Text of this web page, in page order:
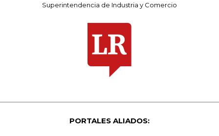
Superintendencia de Industria y Comercio
PORTALES ALIADOS: